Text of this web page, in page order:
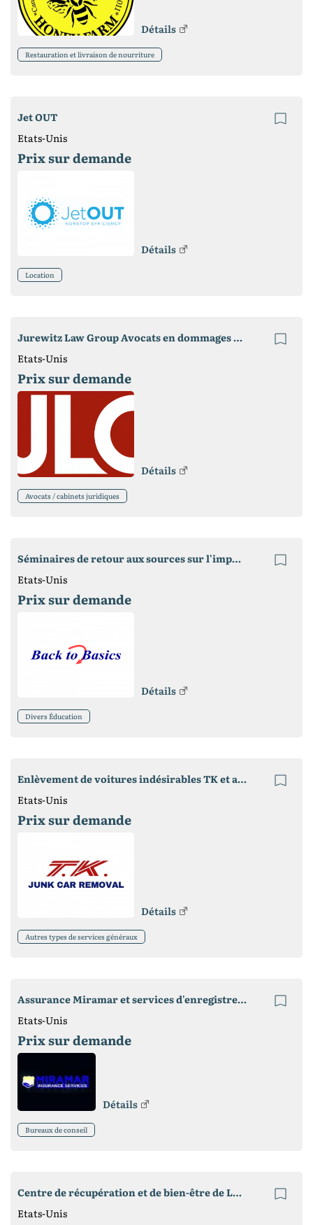
Détails
Restauration et livraison de nourriture
Jet OUT
Etats-Unis
Prix ​​sur demande
Détails
Location
Jurewitz Law Group Avocats en dommages et accidents
Etats-Unis
Prix ​​sur demande
Détails
Avocats / cabinets juridiques
Séminaires de retour aux sources sur l'impôt sur le revenu
Etats-Unis
Prix ​​sur demande
Détails
Divers Éducation
Enlèvement de voitures indésirables TK et argent pour les voitures indésirables
Etats-Unis
Prix ​​sur demande
Détails
Autres types de services généraux
Assurance Miramar et services d'enregistrement DMV
Etats-Unis
Prix ​​sur demande
Détails
Bureaux de conseil
Centre de récupération et de bien-être de Longbranch
Etats-Unis